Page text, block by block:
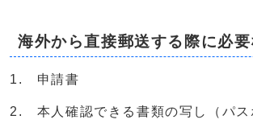
海外から直接郵送する際に必
1. 申請書
2. 本人確認できる書類の写し（パス